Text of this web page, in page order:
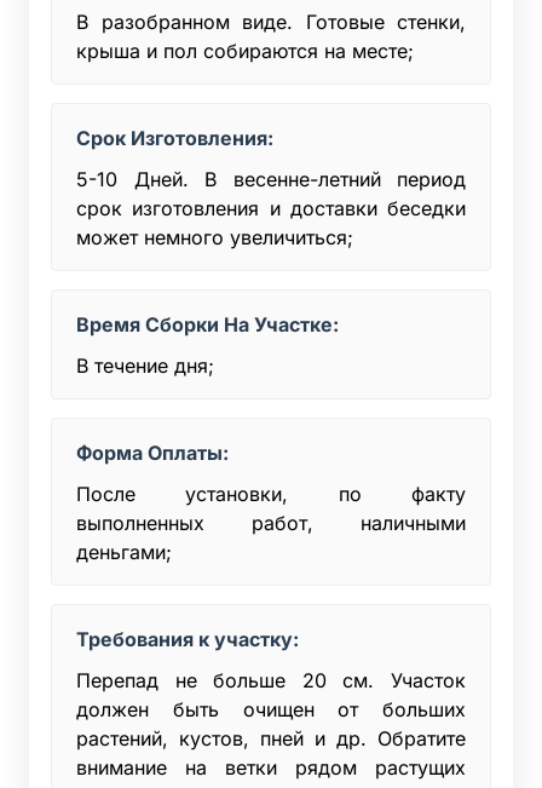
В разобранном виде. Готовые стенки,
крыша и пол собираются на месте;
Срок Изготовления:
5-10 Дней. В весенне-летний период
срок изготовления и доставки беседки
может немного увеличиться;
Время Сборки На Участке:
В течение дня;
Форма Оплаты:
После установки, по факту
выполненных работ, наличными
деньгами;
Требования к участку:
Перепад не больше 20 см. Участок
должен быть очищен от больших
растений, кустов, пней и др. Обратите
внимание на ветки рядом растущих